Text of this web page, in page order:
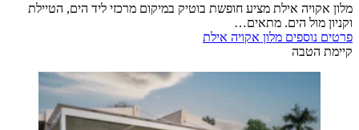
מלון אקויה אילת מציע חופשת בוטיק במיקום מרכזי ליד הים, הטיילת
וקניון מול הים. מתאים…
פרטים נוספים מלון אקויה אילת
קיימת הטבה